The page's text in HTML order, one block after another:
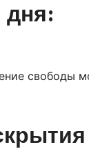
дня:
свободы